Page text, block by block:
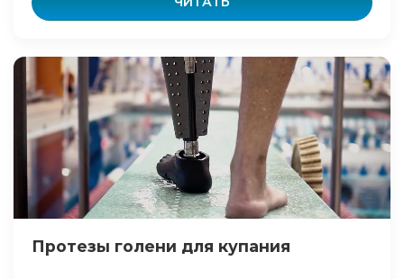
Протезы голени для купания